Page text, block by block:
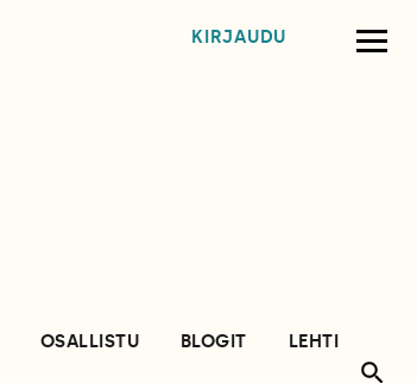
KIRJAUDU
OSALLISTU BLOGIT
LEHTI